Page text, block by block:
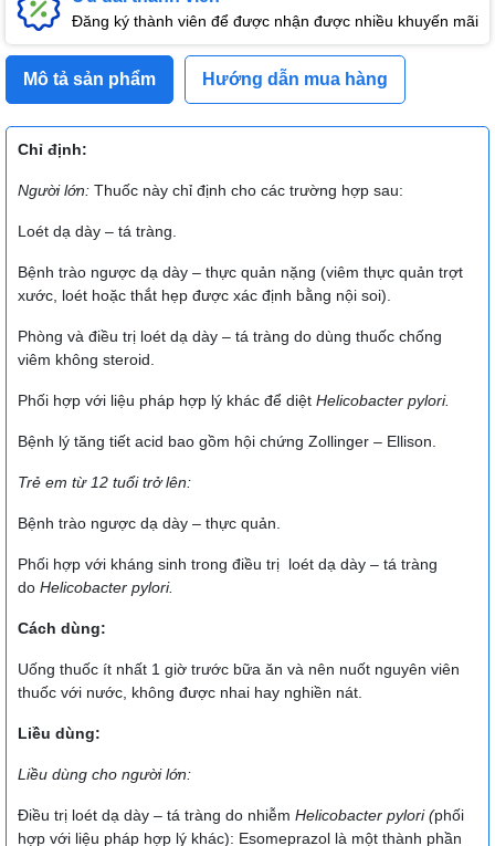
Đăng ký thành viên để được nhận được nhiều khuyến mãi
Mô tả sản phẩm Hướng dẫn mua hàng
Chỉ định:
Người lớn: Thuốc này chỉ định cho các trường hợp sau:
Loét dạ dày – tá tràng.
Bệnh trào ngược dạ dày – thực quản nặng (viêm thực quản trợt
xước, loét hoặc thắt hẹp được xác định bằng nội soi).
Phòng và điều trị loét dạ dày – tá tràng do dùng thuốc chống
viêm không steroid.
Phối hợp với liệu pháp hợp lý khác để diệt Helicobacter pylori.
Bệnh lý tăng tiết acid bao gồm hội chứng Zollinger – Ellison.
Trẻ em từ 12 tuổi trở lên:
Bệnh trào ngược dạ dày – thực quản.
Phối hợp với kháng sinh trong điều trị loét dạ dày – tá tràng
do Helicobacter pylori.
Cách dùng:
Uống thuốc ít nhất 1 giờ trước bữa ăn và nên nuốt nguyên viên
thuốc với nước, không được nhai hay nghiền nát.
Liều dùng:
Liều dùng cho người lớn:
Điều trị loét dạ dày – tá tràng do nhiễm Helicobacter pylori (phối
hợp với liệu pháp hợp lý khác): Esomeprazol là một thành phần